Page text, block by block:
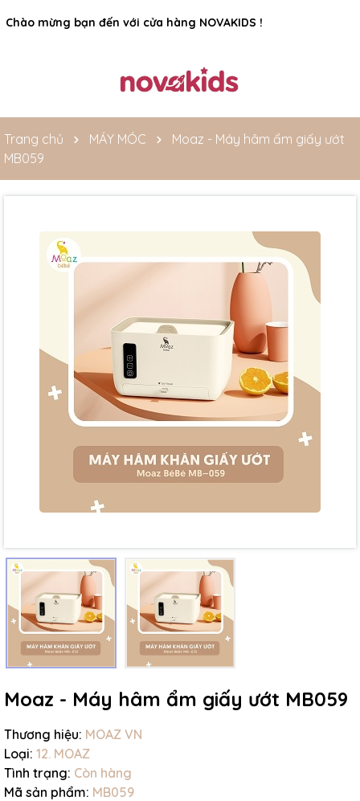
Rất nhiều ưu đãi và chương trình khuyến mãi đang chờ đợi
bạn
Trang chủ MÁY MÓC
Moaz - Máy hâm ẩm giấy ướt
MB059
Moaz - Máy hâm ẩm giấy ướt MB059
Thương hiệu: MOAZ VN
Loại: 12. MOAZ
Tình trạng: Còn hàng
Mã sản phẩm: MB059
Mã giảm giá: